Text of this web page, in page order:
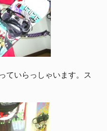
ていらっしゃいます。ス